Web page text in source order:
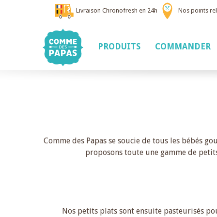
Livraison Chronofresh en 24h Nos points
PRODUITS COMMANDER
Comme des Papas se soucie de tous les bébés
proposons toute une gamme de
Nos petits plats sont ensuite pasteurisés